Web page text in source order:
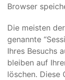
Browser
Die meisten
genannte
Ihres Besuchs
bleiben auf
löschen. Diese